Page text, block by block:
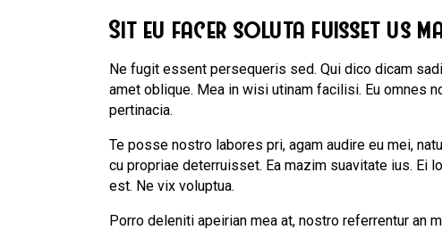
Sit eu facer soluta fuisset us
Ne fugit essent persequeris sed. Qui dico dicam
amet oblique. Mea in wisi utinam facilisi. Eu omnes
pertinacia.
Te posse nostro labores pri, agam audire eu mei,
cu propriae deterruisset. Ea mazim suavitate ius. Ei
est. Ne vix voluptua.
Porro deleniti apeirian mea at, nostro referrentur an